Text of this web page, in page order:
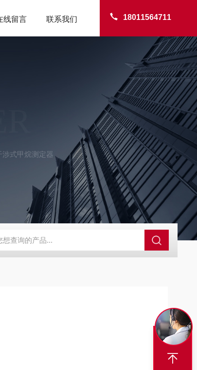
18011564711
线留言 联系我们
式甲烷测定器
SBD-100D成都漏氯报警仪 漏氯报警器 漏氯检测仪